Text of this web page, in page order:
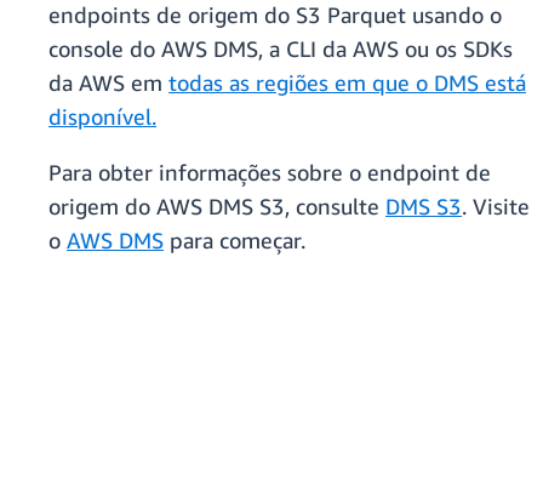
endpoints de origem do S3 Parquet usando o
console do AWS DMS, a CLI da AWS ou os SDKs
da AWS em todas as regiões em que o DMS está
disponível.
Para obter informações sobre o endpoint de
origem do AWS DMS S3, consulte DMS S3. Visite
o AWS DMS para começar.